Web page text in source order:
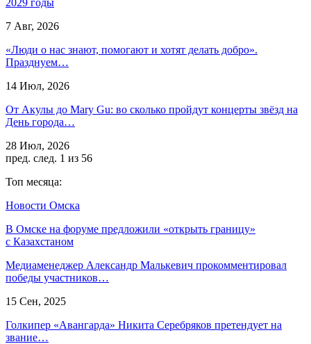
7 Авг, 2026
«Люди о нас знают, помогают и хотят делать добро».
Празднуем…
14 Июл, 2026
От Акулы до Mary Gu: во сколько пройдут концерты звёзд на
День города…
28 Июл, 2026
пред. след. 1 из 56
Топ месяца:
Новости Омска
В Омске на форуме предложили «открыть границу»
с Казахстаном
Медиаменеджер Александр Малькевич прокомментировал
победы участников…
15 Сен, 2025
Голкипер «Авангарда» Никита Серебряков претендует на
звание…